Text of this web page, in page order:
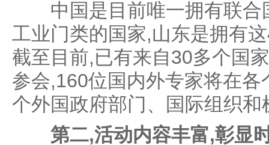
中国是目前唯一拥有联合
工业门类的国家,山东是拥有
截至目前,已有来自30多个国
参会,160位国内外专家将在
个外国政府部门、国际组织
第二,活动内容丰富,彰显